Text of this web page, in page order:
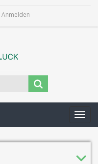
Anmelden